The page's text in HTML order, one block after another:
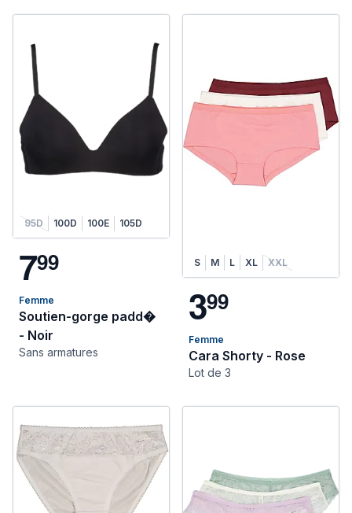
95D 100D 100E 105D
799
Femme
Soutien-gorge padd�
- Noir
Sans armatures
S M L XL XXL
399
Femme
Cara Shorty - Rose
Lot de 3